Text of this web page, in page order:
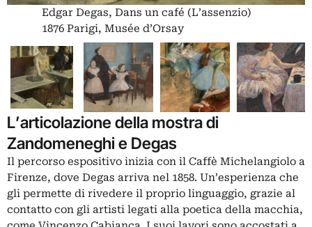
Edgar Degas, Dans un café (L’assenzio)
1876 Parigi, Musée d’Orsay
L’articolazione della mostra di
Zandomeneghi e Degas
Il percorso espositivo inizia con il Caffè Michelangiolo a
Firenze, dove Degas arriva nel 1858. Un’esperienza che
gli permette di rivedere il proprio linguaggio, grazie al
contatto con gli artisti legati alla poetica della macchia,